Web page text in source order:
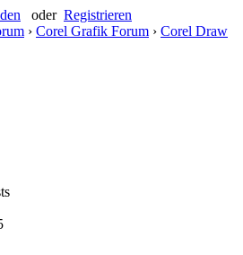
oder Registrieren
› Corel Grafik Forum › Corel Draw